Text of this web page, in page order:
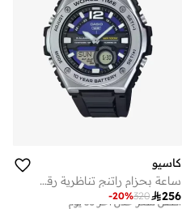
كاسيو
ساعة بحزام راتنج تناظرية رقمية --
256
320
-20%
أفضل سعر خلال آخر 30 يوم